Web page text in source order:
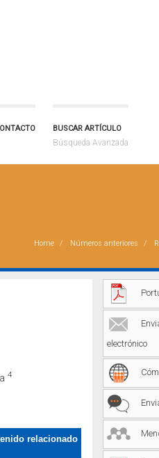
BUSCAR ARTÍCULO
Búsqueda Avanzada
Home Números anteriores
4
relacionado
electrónico